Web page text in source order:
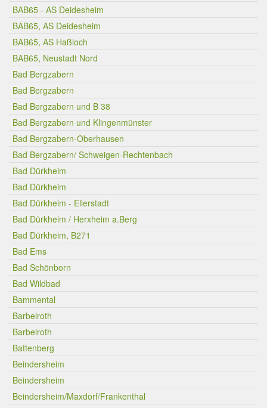
BAB65 - AS Deidesheim
BAB65, AS Deidesheim
BAB65, AS Haßloch
BAB65, Neustadt Nord
Bad Bergzabern
Bad Bergzabern
Bad Bergzabern und B 38
Bad Bergzabern und Klingenmünster
Bad Bergzabern-Oberhausen
Bad Bergzabern/ Schweigen-Rechtenbach
Bad Dürkheim
Bad Dürkheim
Bad Dürkheim - Ellerstadt
Bad Dürkheim / Herxheim a.Berg
Bad Dürkheim, B271
Bad Ems
Bad Schönborn
Bad Wildbad
Bammental
Barbelroth
Barbelroth
Battenberg
Beindersheim
Beindersheim
Beindersheim/Maxdorf/Frankenthal